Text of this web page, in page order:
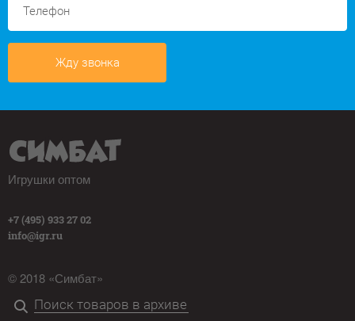
Жду звонка
Игрушки оптом
+7 (495) 933 27 02
info@igr.ru
© 2018 «Симбат»